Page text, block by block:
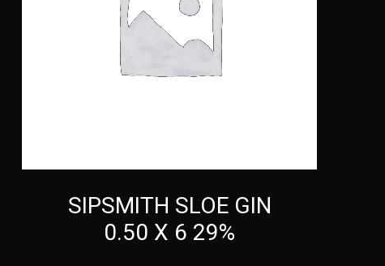
SIPSMITH SLOE GIN
0.50 X 6 29%